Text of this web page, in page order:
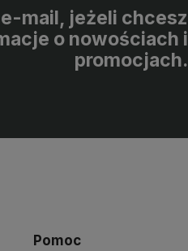
mail, jeżeli chcesz
o nowościach i
promocjach.
Pomoc